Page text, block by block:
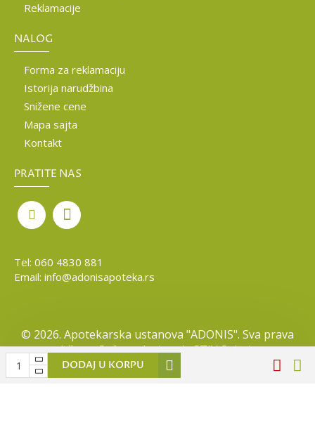
DODAJ U KORPU
Reklamacije
NALOG
Forma za reklamaciju
Istorija narudžbina
Snižene cene
Mapa sajta
Kontakt
PRATITE NAS
Tel: 060 4830 881
Email: info@adonisapoteka.rs
© 2026. Apotekarska ustanova "ADONIS". Sva prava
zadržana. Softverska izradaSTIV Solutions